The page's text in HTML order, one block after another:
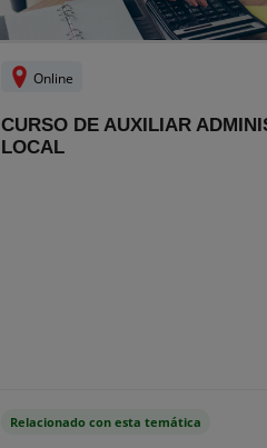
Online
CURSO DE AUXILIAR
LOCAL
Relacionado con esta temática